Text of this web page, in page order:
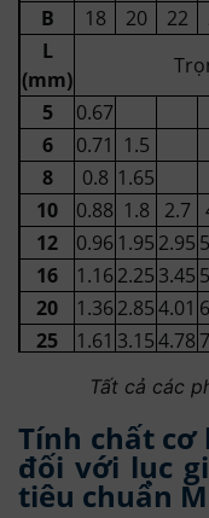
B
18 20 22
L
(mm)
5
0.67
6
0.71 1.5
8
0.8 1.65
10
0.88 1.8 2.7
12
0.96 1.95 2.95
16
1.162.25 3.45
20
1.362.854.01
25
1.61 3.154.78
1.86 3.65 5.55
6.32
40
4.65 7.09
45
7.88
50
8.63
Tất cả các
Tính chất cơ
đối với lục
tiêu chuẩn